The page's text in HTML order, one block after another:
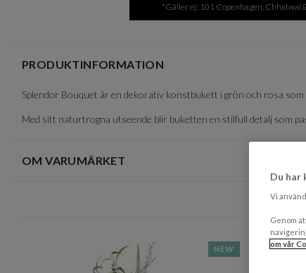
*Gäller ej: 101 Copenhagen, Chhatwal
PRODUKTINFORMATION
Splendor Bouquet är en dekorativ konstbukett i grön och rosa
Med sitt naturtrogna utseende blir buketten en stilfull detalj som
OM VARUMÄRKET
NEW
Du har
Vi
Genom
om vår